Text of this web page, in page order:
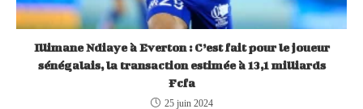
Illimane Ndiaye à Everton : C’est fait pour le joueur
sénégalais, la transaction estimée à 13,1 milliards
Fcfa
25 juin 2024